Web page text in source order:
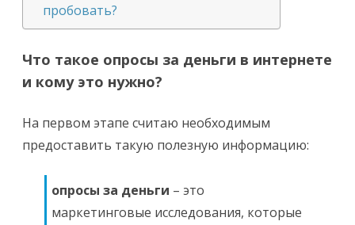
пробовать?
Что такое опросы за деньги в интернете
и кому это нужно?
На первом этапе считаю необходимым
предоставить такую полезную информацию:
опросы за деньги – это
маркетинговые исследования, которые